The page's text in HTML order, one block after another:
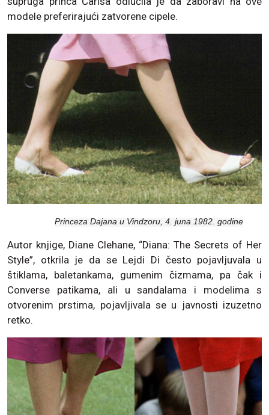
modele preferirajući zatvorene cipele.
Princeza Dajana u Vindzoru, 4. juna 1982. godine
Autor knjige, Diane Clehane, “Diana: The Secrets of Her
Style”, otkrila je da se Lejdi Di često pojavljuvala u
štiklama, baletankama, gumenim čizmama, pa čak i
Converse patikama, ali u sandalama i modelima s
otvorenim prstima, pojavljivala se u javnosti izuzetno
retko.